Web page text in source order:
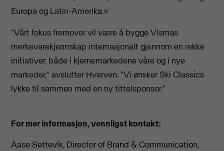
Europa og Latin-Amerika.»
"Vårt fokus fremover vil være å bygge Vismas
merkevarekjennskap internasjonalt gjennom en rekke
initiativer, både i kjernemarkedene våre og i nye
markeder," avslutter Hverven. "Vi ønsker Ski Classics
lykke til sammen med en ny tittelsponsor."
For mer informasjon, vennligst kontakt:
Aase Settevik, Director of Brand & Communication,